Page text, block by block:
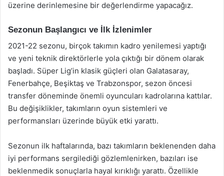
üzerine derinlemesine bir değerlendirme yapacağız.
Sezonun Başlangıcı ve İlk İzlenimler
2021-22 sezonu, birçok takımın kadro yenilemesi yaptığı
ve yeni teknik direktörlerle yola çıktığı bir dönem olarak
başladı. Süper Lig’in klasik güçleri olan Galatasaray,
Fenerbahçe, Beşiktaş ve Trabzonspor, sezon öncesi
transfer döneminde önemli oyuncuları kadrolarına kattılar.
Bu değişiklikler, takımların oyun sistemleri ve
performansları üzerinde büyük etki yarattı.
Sezonun ilk haftalarında, bazı takımların beklenenden daha
iyi performans sergilediği gözlemlenirken, bazıları ise
beklenmedik sonuçlarla hayal kırıklığı yarattı. Özellikle